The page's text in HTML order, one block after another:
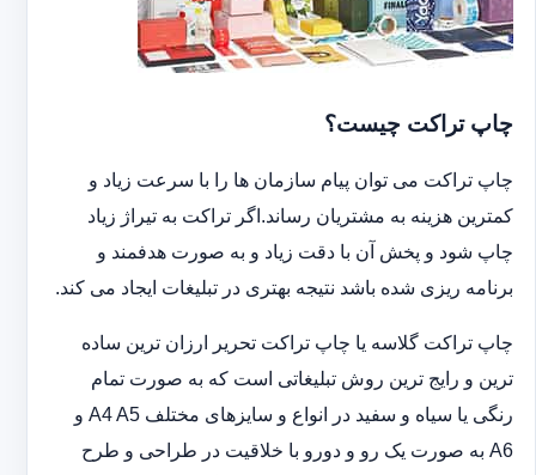
چاپ تراکت چیست؟
چاپ تراکت می توان پیام سازمان ها را با سرعت زیاد و
کمترین هزینه به مشتریان رساند.اگر تراکت به تیراژ زیاد
چاپ شود و پخش آن با دقت زیاد و به صورت هدفمند و
برنامه ریزی شده باشد نتیجه بهتری در تبلیغات ایجاد می کند.
چاپ تراکت گلاسه یا چاپ تراکت تحریر ارزان ترین ساده
ترین و رایج ترین روش تبلیغاتی است که به صورت تمام
رنگی یا سیاه و سفید در انواع و سایزهای مختلف A4 A5 و
A6 به صورت یک رو و دورو با خلاقیت در طراحی و طرح